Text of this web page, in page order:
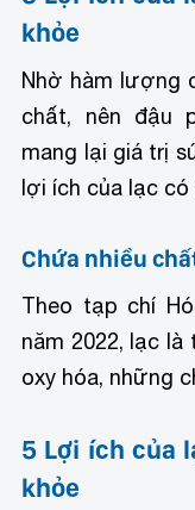
khỏe
Nhờ hàm lượng
chất, nên đậu
mang lại giá trị
lợi ích của lạc
Chứa nhiều
Theo tạp chí
năm 2022, lạc
oxy hóa, những
5 Lợi ích của
khỏe